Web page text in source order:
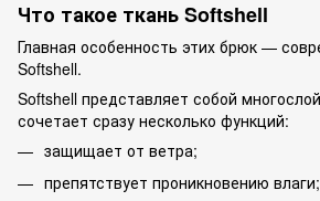
Что такое ткань Softshell
Главная особенность этих брюк —
Softshell.
Softshell представляет собой
сочетает сразу несколько функций:
защищает от ветра;
препятствует проникновению влаги;